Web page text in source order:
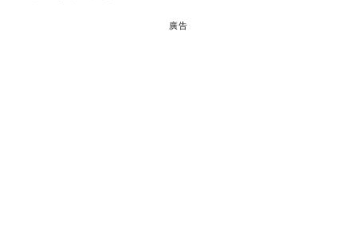
廣告